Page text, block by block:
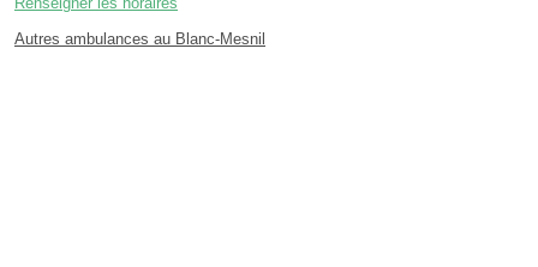
Autres ambulances au Blanc-Mesnil